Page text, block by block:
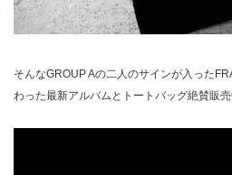
そんなGROUP Aの二人のサインが入った
わった最新アルバムとトートバッグ絶賛販